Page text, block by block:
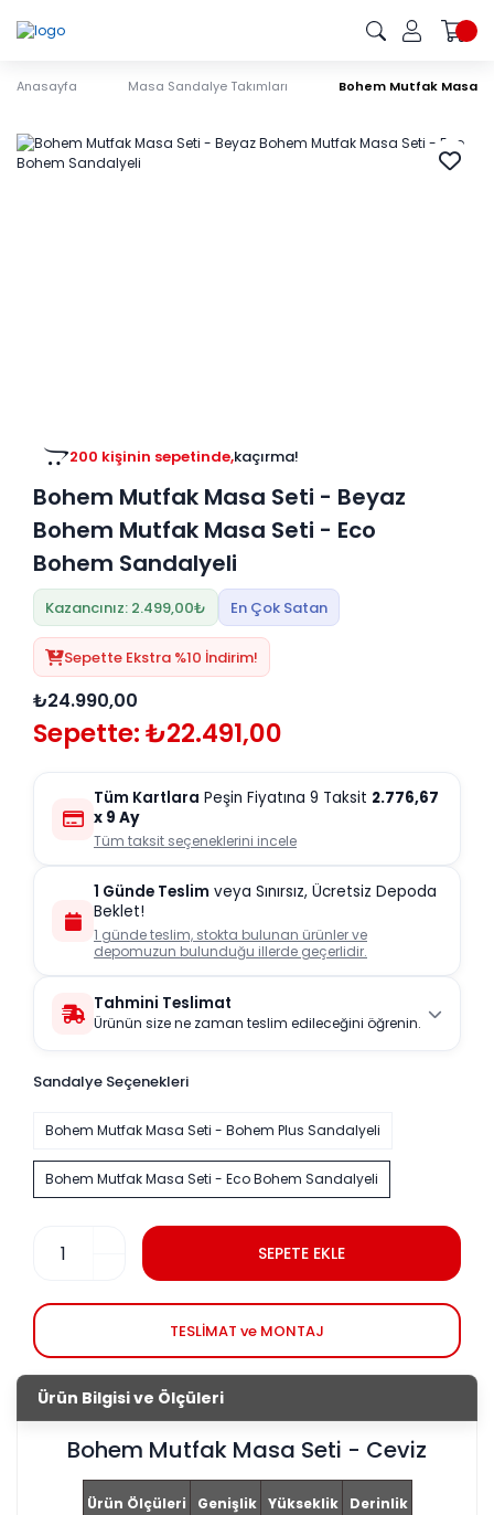
Anasayfa Masa Sandalye Takımları Bohem Mutfak Masa
200 kişinin sepetinde,kaçırma!
Bohem Mutfak Masa Seti - Beyaz
Bohem Mutfak Masa Seti - Eco
Bohem Sandalyeli
Kazancınız: 2.499,00₺ En Çok Satan
Sepette Ekstra %10 İndirim!
₺24.990,00
Sepette: ₺22.491,00
Tüm Kartlara Peşin Fiyatına 9 Taksit 2.776,67
x 9 Ay
Tüm taksit seçeneklerini incele
1 Günde Teslim veya Sınırsız, Ücretsiz Depoda
Beklet!
1 günde teslim, stokta bulunan ürünler ve
depomuzun bulunduğu illerde geçerlidir.
Tahmini Teslimat
Ürünün size ne zaman teslim edileceğini öğrenin.
Sandalye Seçenekleri
Bohem Mutfak Masa Seti - Bohem Plus Sandalyeli
Bohem Mutfak Masa Seti - Eco Bohem Sandalyeli
SEPETE EKLE
TESLİMAT ve MONTAJ
Ürün Bilgisi ve Ölçüleri
Bohem Mutfak Masa Seti - Ceviz
Ürün Ölçüleri Genişlik Yükseklik Derinlik